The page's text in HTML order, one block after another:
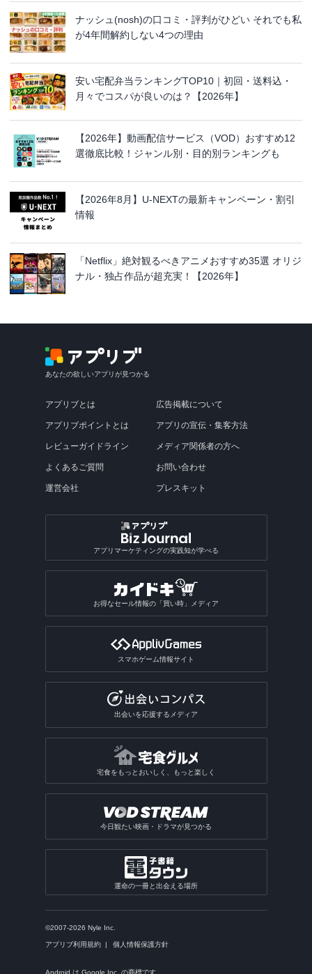
ナッシュ(nosh)の口コミ・評判がひどい それでも私
が4年間解約しない4つの理由
安い宅配弁当ランキングTOP10｜初回・送料込・
月々でコスパが良いのは？【2026年】
【2026年】動画配信サービス（VOD）おすすめ12
選徹底比較！ジャンル別・目的別ランキングも
【2026年8月】U-NEXTの最新キャンペーン・割引
情報
「Netflix」絶対観るべきアニメおすすめ35選 オリジ
ナル・独占作品が超充実！【2026年】
あなたの欲しいアプリが見つかる
アプリブとは
アプリブポイントとは
レビューガイドライン
よくあるご質問
運営会社
広告掲載について
アプリの宣伝・集客方法
メディア関係者の方へ
お問い合わせ
プレスキット
アプリマーケティングの実践知が学べる
お得なセール情報の「買い時」メディア
スマホゲーム情報サイト
出会いを応援するメディア
宅食をもっとおいしく、もっと楽しく
今日観たい映画・ドラマが見つかる
運命の一冊と出会える場所
©2007-2026 Nyle Inc.
アプリブ利用規約 個人情報保護方針
Android は Google Inc. の商標です。